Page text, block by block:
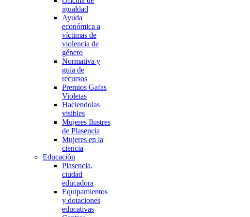
igualdad
Ayuda
económica a
víctimas de
violencia de
género
Normativa y
guía de
recursos
Premios Gafas
Violetas
Haciendolas
visibles
Mujeres Ilustres
de Plasencia
Mujeres en la
ciencia
Educación
Plasencia,
ciudad
educadora
Equipamientos
y dotaciones
educativas